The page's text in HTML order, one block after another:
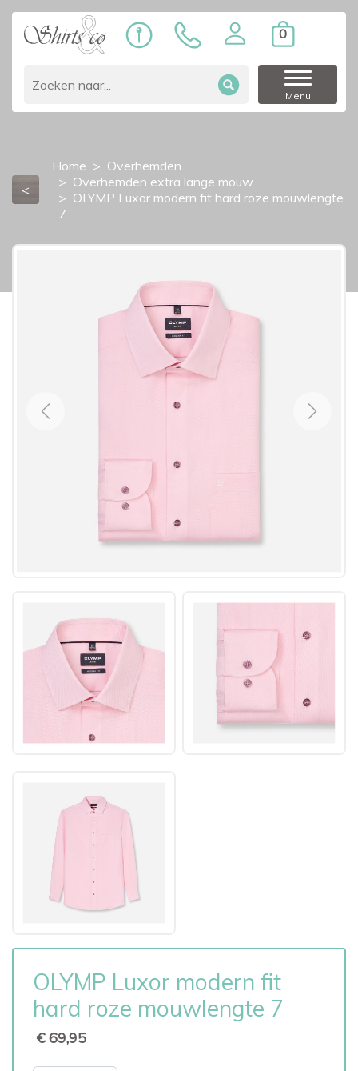
0
Menu
<
Home
Overhemden
Overhemden extra lange mouw
OLYMP Luxor modern fit hard roze mouwlengte
7
Previous Next
OLYMP Luxor modern fit
hard roze mouwlengte 7
€ 69,95